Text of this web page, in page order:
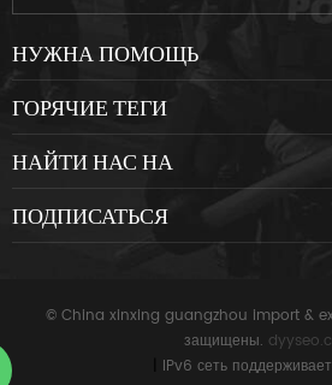
НУЖНА ПОМОЩЬ
ГОРЯЧИЕ ТЕГИ
НАЙТИ НАС НА
ПОДПИСАТЬСЯ
© China xinxing guangzhou import &
защищены.
IPv6 сеть